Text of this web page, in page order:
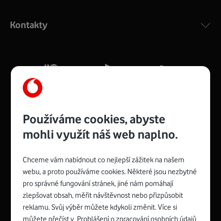
silný signál pro celou domácnost. Kompaktní rozměry 21
Více o COMPAL CH7465VF
Zyxel VMG8623-T50B:
Rozměry modemu jsou 16 x 22 x 7,5 cm (včetně stojánku)
a nabízí 4 gigabitové LAN porty a bezdrátové připojení Wi-
Spojte se s Vodafonem
Kontakty
Používáme cookies, abyste
mohli využít náš web naplno.
Chceme vám nabídnout co nejlepší zážitek na našem
webu, a proto používáme cookies. Některé jsou nezbytné
pro správné fungování stránek, jiné nám pomáhají
zlepšovat obsah, měřit návštěvnost nebo přizpůsobit
reklamu. Svůj výběr můžete kdykoli změnit. Více si
můžete přečíst v Prohlášení o zpracování osobních údajů